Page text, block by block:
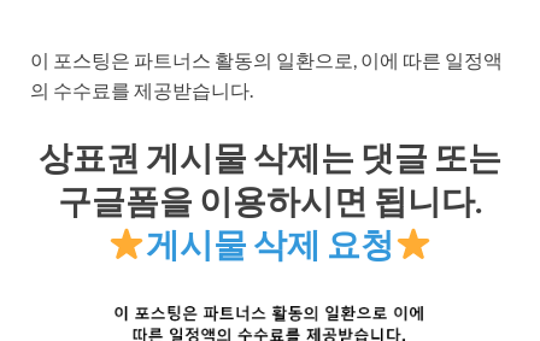
이 포스팅은 파트너스 활동의 일환으로, 이에 따른 일정액
의 수수료를 제공받습니다.
상표권 게시물 삭제는 댓글 또는
구글폼을 이용하시면 됩니다.
게시물 삭제 요청